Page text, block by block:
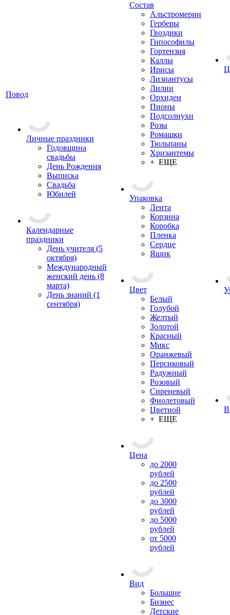
Повод
Личные праздники
Годовщина
свадьбы
День Рождения
Выписка
Свадьба
Юбилей
Календарные
праздники
День учителя (5
октября)
Международный
женский день (8
марта)
День знаний (1
сентября)
Состав
Альстромерии
Герберы
Гвоздики
Гипософилы
Гортензия
Каллы
Ирисы
Лизиантусы
Лилии
Орхидеи
Пионы
Подсолнухи
Розы
Ромашки
Тюльпаны
Хризантемы
+ ЕЩЕ
Упаковка
Лента
Корзина
Коробка
Пленка
Сердце
Ящик
Цвет
Белый
Голубой
Желтый
Золотой
Красный
Микс
Оранжевый
Персиковый
Радужный
Розовый
Сиреневый
Фиолетовый
Цветной
+ ЕЩЕ
Цена
до 2000
рублей
до 2500
рублей
до 3000
рублей
до 5000
рублей
от 5000
рублей
Вид
Большие
Бизнес
Детские